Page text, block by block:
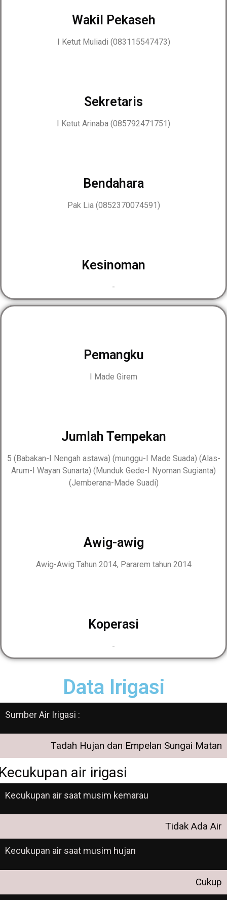
Wakil Pekaseh
I Ketut Muliadi (083115547473)
Sekretaris
I Ketut Arinaba (085792471751)
Bendahara
Pak Lia (0852370074591)
Kesinoman
-
Pemangku
I Made Girem
Jumlah Tempekan
5 (Babakan-I Nengah astawa) (munggu-I Made Suada) (Alas-
Arum-I Wayan Sunarta) (Munduk Gede-I Nyoman Sugianta)
(Jemberana-Made Suadi)
Awig-awig
Awig-Awig Tahun 2014, Pararem tahun 2014
Koperasi
-
Data Irigasi
Sumber Air Irigasi :
Tadah Hujan dan Empelan Sungai Matan
air irigasi
Kecukupan air saat musim kemarau
Tidak Ada Air
Kecukupan air saat musim hujan
Cukup